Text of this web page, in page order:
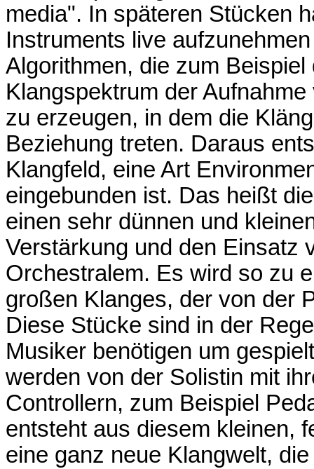
media". In späteren Stücken
Instruments live
Algorithmen, die zum
Klangspektrum der
zu erzeugen, in dem die
Beziehung treten. Daraus
Klangfeld, eine Art
eingebunden ist. Das heißt
einen sehr dünnen und
Verstärkung und den Einsatz
Orchestralem. Es wird so zu
großen Klanges, der von der
Diese Stücke sind in der
Musiker benötigen um
werden von der Solistin mit
Controllern, zum Beispiel
entsteht aus diesem kleinen,
eine ganz neue Klangwelt,